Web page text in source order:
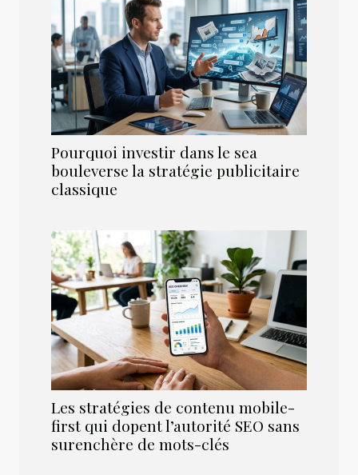
Pourquoi investir dans le sea
bouleverse la stratégie publicitaire
classique
Les stratégies de contenu mobile-
first qui dopent l’autorité SEO sans
surenchère de mots-clés